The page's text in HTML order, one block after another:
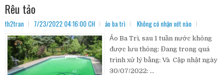
Rêu tảo
th2tran 7/23/2022 04:16:00 CH ảo ba trì Không có nhận xét nào
Ảo Ba Trì, sau 1 tuần nước không
được lưu thông: Đang trong quá
trình xử lý bằng: Và Cập nhật ngày
30/07/2022: ...